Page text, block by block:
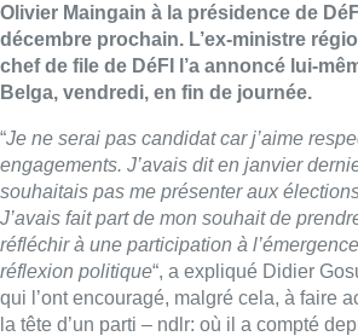
Olivier Maingain à la présidence de
décembre prochain. L’ex-ministre
chef de file de DéFI l’a annoncé lui-
Belga, vendredi, en fin de journée.
“Je ne serai pas candidat car j’aime
engagements. J’avais dit en janvier
souhaitais pas me présenter aux
J’avais fait part de mon souhait de
réfléchir à une participation à
réflexion politique“, a expliqué Didier
qui l’ont encouragé, malgré cela, à faire
la tête d’un parti – ndlr: où il a compté